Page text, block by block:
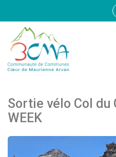
Sortie vélo Col du
WEEK